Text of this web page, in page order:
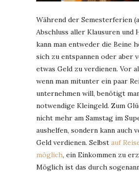
Während der Semesterferien
Abschluss aller Klausuren und
kann man entweder die Beine
sich zu entspannen oder aber
etwas Geld zu verdienen. Vor
wenn man mitunter ein paar
unternehmen will, benötigt
notwendige Kleingeld. Zum
nicht mehr am Samstag im
aushelfen, sondern kann auch
Geld verdienen. Selbst auf
möglich, ein Einkommen zu
Möglich ist das durch